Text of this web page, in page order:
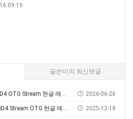
글쓴이의 최신댓글
OTG Stream 한글 매뉴얼 2026-06-26
OTG 한글 메뉴얼 다운로드 및 사용 방법 2025-12-18